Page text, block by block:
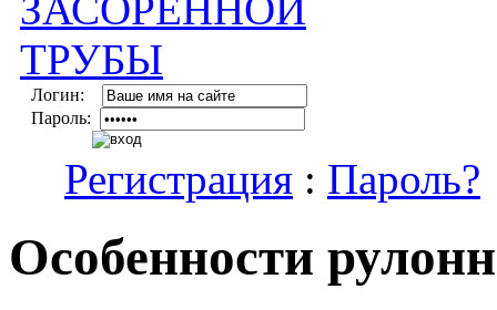
Логин:
Пароль:
Регистрация : Пароль?
Особенности